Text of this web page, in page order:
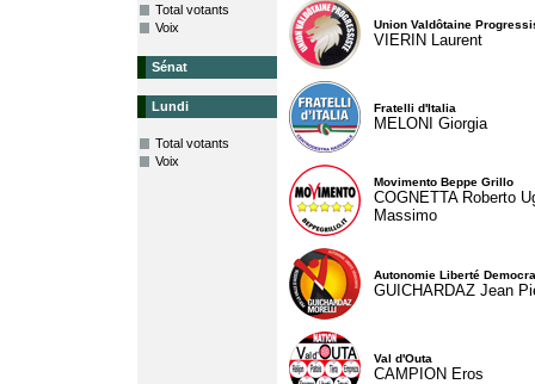
Total votants
Voix
Sénat
Lundi
Total votants
Voix
Union Valdôtaine
VIERIN Laurent
Fratelli d'Italia
MELONI Giorgia
Movimento Beppe Grillo
COGNETTA Roberto
Massimo
Autonomie Liberté
GUICHARDAZ Jean
Val d'Outa
CAMPION Eros